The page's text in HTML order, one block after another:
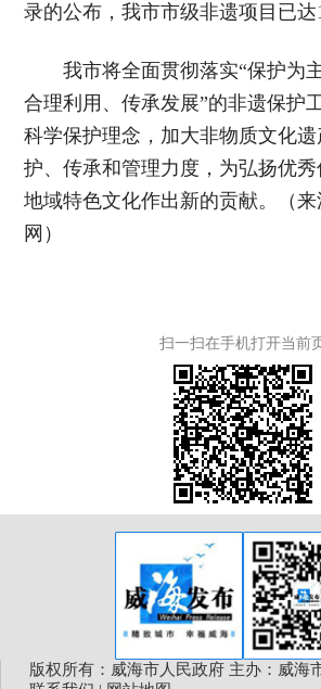
录的公布，我市市级非遗项目已达
我市将全面贯彻落实“保护为
合理利用、传承发展”的非遗保护
科学保护理念，加大非物质文化
护、传承和管理力度，为弘扬优
地域特色文化作出新的贡献。（来
网）
扫一扫在手机打开当前
版权所有：威海市人民政府 主办：威海